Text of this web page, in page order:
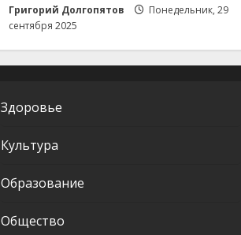
Григорий Долгопятов
Понедельник, 29
сентября 2025
Здоровье
Культура
Образование
Общество